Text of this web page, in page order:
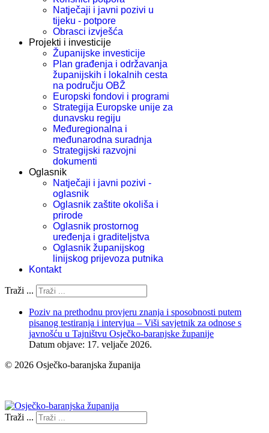
Natječaji i javni pozivi u
tijeku - potpore
Obrasci izvješća
Projekti i investicije
Županijske investicije
Plan građenja i održavanja
županijskih i lokalnih cesta
na području OBŽ
Europski fondovi i programi
Strategija Europske unije za
dunavsku regiju
Međuregionalna i
međunarodna suradnja
Strategijski razvojni
dokumenti
Oglasnik
Natječaji i javni pozivi -
oglasnik
Oglasnik zaštite okoliša i
prirode
Oglasnik prostornog
uređenja i graditeljstva
Oglasnik županijskog
linijskog prijevoza putnika
Kontakt
Traži ...
Poziv na prethodnu provjeru znanja i sposobnosti putem
pisanog testiranja i intervjua – Viši savjetnik za odnose s
javnošću u Tajništvu Osječko-baranjske županije
Datum objave: 17. veljače 2026.
© 2026 Osječko-baranjska županija
Traži ...